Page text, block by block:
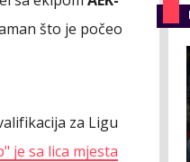
što je počeo
za Ligu
je sa lica mjesta